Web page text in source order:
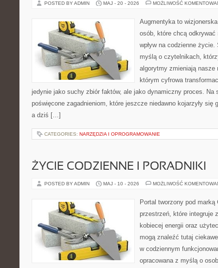
POSTED BY ADMIN MAJ - 20 - 2026 MOŻLIWOŚĆ
Augmentyka to
osób, które chcą
wpływ na codzienne
myślą o czytelnikach,
algorytmy zmieniają nasze
którym cyfrowa
jedynie jako suchy zbiór faktów, ale jako dynamiczny proces. Na
poświęcone zagadnieniom, które jeszcze niedawno kojarzyły się
a dziś […]
CATEGORIES: NARZĘDZIA I OPROGRAMOWANIE
ŻYCIE CODZIENNE I PORADNIKI
POSTED BY ADMIN MAJ - 10 - 2026 MOŻLIWOŚĆ
Portal tworzony pod
przestrzeń, które integruje
kobiecej energii oraz
mogą znaleźć tutaj
w codziennym
opracowana z myślą o